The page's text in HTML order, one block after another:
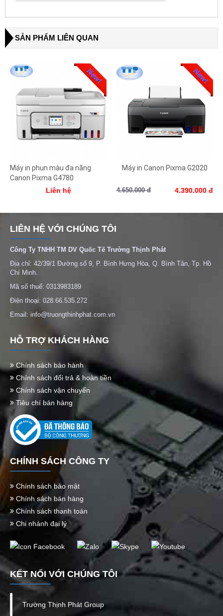
SẢN PHẨM LIÊN QUAN
Máy in phun màu đa năng
Canon Pixma G4780
Liên hệ
Máy in Canon Pixma G2020
4.650.000 đ 4.390.000 đ
LIÊN HỆ VỚI CHÚNG TÔI
Công Ty TNHH TM DV Quốc Tế Trường Thịnh Phát
Địa chỉ: 42/39/1 Đường số 9, P. Bình Hưng Hòa, Q. Bình Tân, Tp. Hồ
Chí Minh.
Mã số thuế: 0313983189
Điện thoại: 028.66.535.272
Email: info@truongthinhphat.com.vn
HỖ TRỢ KHÁCH HÀNG
Chính sách bảo hành
Chính sách đổi trả & hoàn tiền
Chính sách vận chuyển
Tiêu chí bán hàng
CHÍNH SÁCH CÔNG TY
Chính sách bảo mật
Chính sách bán hàng
Chính sách thanh toán
Chi nhánh đại lý
KẾT NỐI VỚI CHÚNG TÔI
Trường Thịnh Phát Group